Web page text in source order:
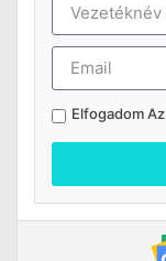
Elfogadom Az